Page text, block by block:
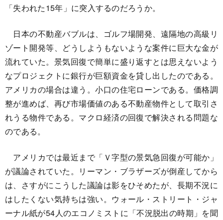
「失われた15年」に突入するのだろうか。
日本の不動産バブルは、ゴルフ場開発、遠隔地の高級リ
ゾート開発等、どうしようもないような案件に巨大な金が
流れていた。景気回復で簡単に盛り返すとは思えないよう
なプロジェクトに銀行が巨額資金を貸し出したのである。
アメリカの場合は違う。小口の住宅ローンである。価格調
整が進めば、再び市場価値のある不動産物件として取引さ
れうる物件である。マクロ経済の回復で解決される問題な
のである。
アメリカでは最近まで「Ｖ字型の景気急回復が可能か」
が議論されていた。リーマン・ブラザーズが倒産してから
は、さすがにこうした議論は影をひそめたが、長期不況に
はしたくない気持ちは強い。ウォール・ストリート・ジャ
ーナル紙が54人のエコノミストに「不況脱出の時期」を聞